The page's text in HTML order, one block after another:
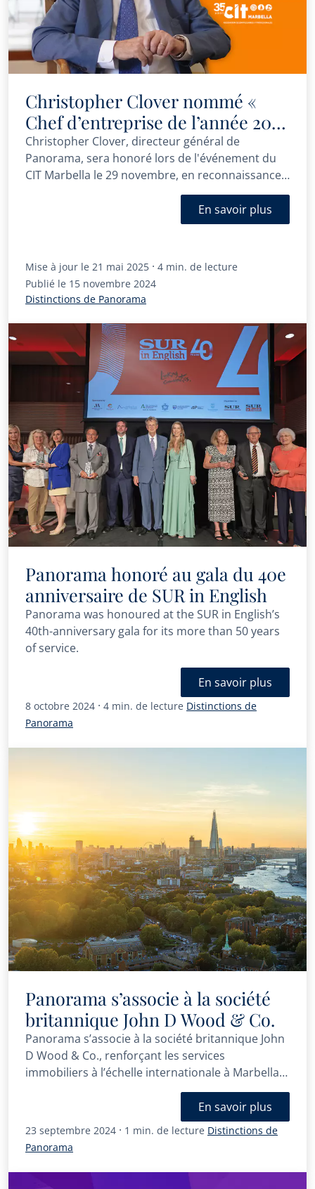
Christopher Clover nommé «
Chef d’entreprise de l’année 2024
» par les Prix d’Entreprise CIT
Marbella
Christopher Clover, directeur général de
Panorama, sera honoré lors de l'événement du
CIT Marbella le 29 novembre, en reconnaissance
de son dévouement et de sa contribution au
marché immobilier de luxe de Marbella.En savoir plus
Mise à jour le 21 mai 2025 · 4 min. de lecture
Publié le 15 novembre 2024
Distinctions de Panorama
Panorama honoré au gala du 40e
anniversaire de SUR in English
Panorama was honoured at the SUR in English’s
40th-anniversary gala for its more than 50 years
of service.
En savoir plus
8 octobre 2024 · 4 min. de lecture Distinctions de
Panorama
Panorama s’associe à la société
britannique John D Wood & Co.
Panorama s’associe à la société britannique John
D Wood & Co., renforçant les services
immobiliers à l’échelle internationale à Marbella
En savoir plus
23 septembre 2024 · 1 min. de lecture Distinctions de
Panorama